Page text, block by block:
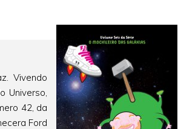
Vivendo
Universo,
42, da
Ford